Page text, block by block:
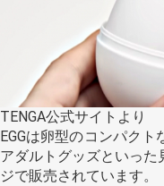
TENGA公式サイトより
EGGは卵型のコンパク
アダルトグッズといっ
ジで販売されています。